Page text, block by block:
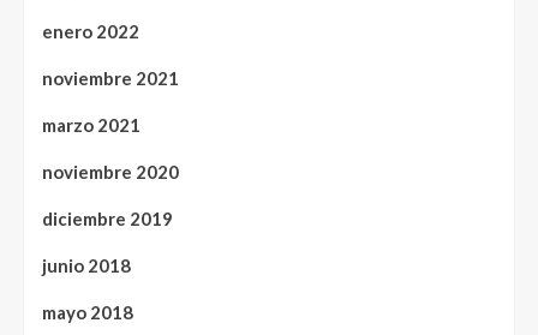
enero 2022
noviembre 2021
marzo 2021
noviembre 2020
diciembre 2019
junio 2018
mayo 2018